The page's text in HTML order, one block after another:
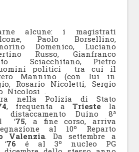
alcune: i magistrati
Paolo Borsellino,
Domenico, Luciano
Russo, Gianfranco
Sciacchitano, Pietro
uomini politici tra cui il
Mannino (con lui in
Rosario Nicoletti, Sergio
Nicolosi .
nella Polizia di Stato
, frequenta a Trieste la
distaccamento Duino 8ª
‘75, a fine corso, arriva
al 10º Reparto
Valenzia. Da settembre a
76 é al 3º nucleo PG